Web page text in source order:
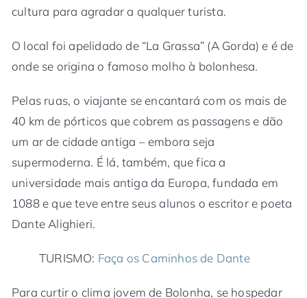
cultura para agradar a qualquer turista.
O local foi apelidado de “La Grassa” (A Gorda) e é de
onde se origina o famoso molho à bolonhesa.
Pelas ruas, o viajante se encantará com os mais de
40 km de pórticos que cobrem as passagens e dão
um ar de cidade antiga – embora seja
supermoderna. É lá, também, que fica a
universidade mais antiga da Europa, fundada em
1088 e que teve entre seus alunos o escritor e poeta
Dante Alighieri.
TURISMO: Faça os Caminhos de Dante
Para curtir o clima jovem de Bolonha, se hospedar